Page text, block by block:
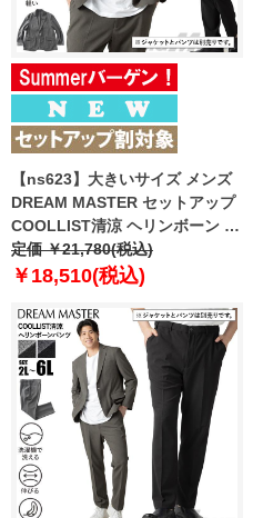
【ns623】大きいサイズ メンズ
DREAM MASTER セットアップ
COOLLIST清涼 ヘリンボーン ス
トレッチ ジャケット 軽量 ウォッ
シャブル スマリラ 春夏新作
定価 ￥21,780(税込)
￥18,510(税込)